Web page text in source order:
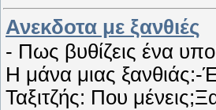
Ανεκδοτα με ξανθιές
- Πως βυθίζεις ένα
Η μάνα μιας ξανθιάς:-
Ταξιτζής: Που